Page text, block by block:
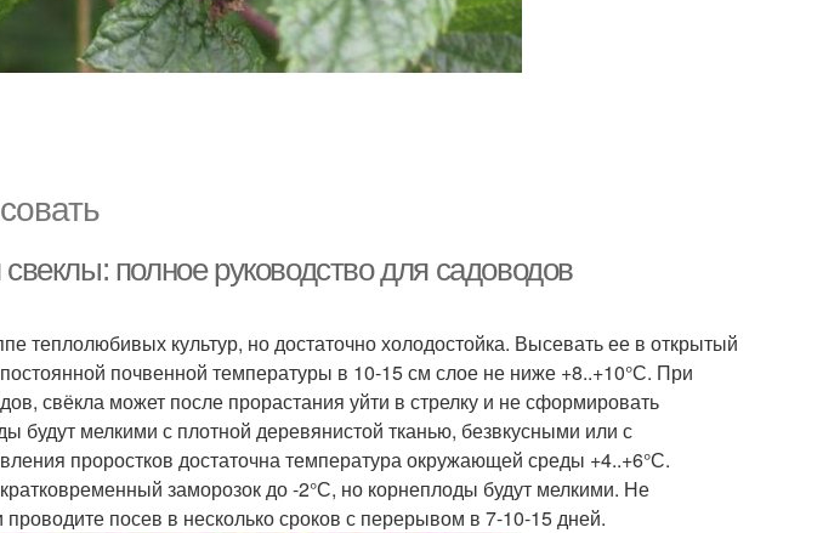
полное руководство для садоводов
теплолюбивых культур, но достаточно холодостойка. Высевать ее в открытый
почвенной температуры в 10-15 см слое не ниже +8..+10°С. При
свёкла может после прорастания уйти в стрелку и не сформировать
будут мелкими с плотной деревянистой тканью, безвкусными или с
проростков достаточна температура окружающей среды +4..+6°С.
заморозок до -2°С, но корнеплоды будут мелкими. Не
посев в несколько сроков с перерывом в 7-10-15 дней.